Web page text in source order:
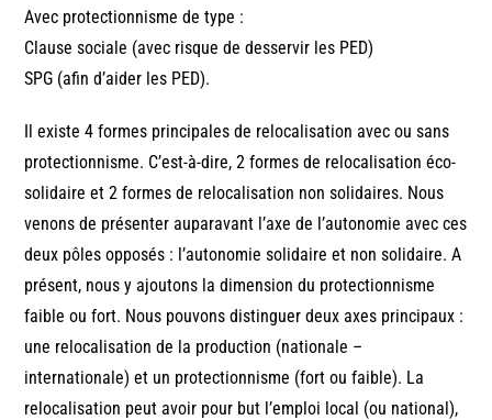
Avec protectionnisme de type :
Clause sociale (avec risque de desservir les PED)
SPG (afin d’aider les PED).
Il existe 4 formes principales de relocalisation avec ou sans
protectionnisme. C’est-à-dire, 2 formes de relocalisation éco-
solidaire et 2 formes de relocalisation non solidaires. Nous
venons de présenter auparavant l’axe de l’autonomie avec ces
deux pôles opposés : l’autonomie solidaire et non solidaire. A
présent, nous y ajoutons la dimension du protectionnisme
faible ou fort. Nous pouvons distinguer deux axes principaux :
une relocalisation de la production (nationale –
internationale) et un protectionnisme (fort ou faible). La
relocalisation peut avoir pour but l’emploi local (ou national),